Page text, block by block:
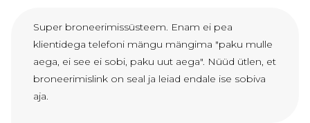
Super broneerimissüsteem. Enam ei pea
klientidega telefoni mängu mängima "paku mulle
aega, ei see ei sobi, paku uut aega". Nüüd ütlen, et
broneerimislink on seal ja leiad endale ise sobiva
aja.